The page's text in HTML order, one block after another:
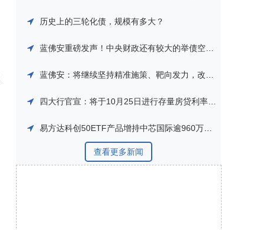
历史上的三轮化债，规模有多大？
蓝佛安重磅发声！中央财政还有较大的举债空间、将推出一揽子增量政策举措
蓝佛安：将继续坚持精准施策、靶向发力，改善居民收入预期
四大行官宣：将于10月25日进行存量房贷利率批量调整
易方达科创50ETF产品增持中芯国际逾960万股 境内持股比首次超过5%
查看更多新闻